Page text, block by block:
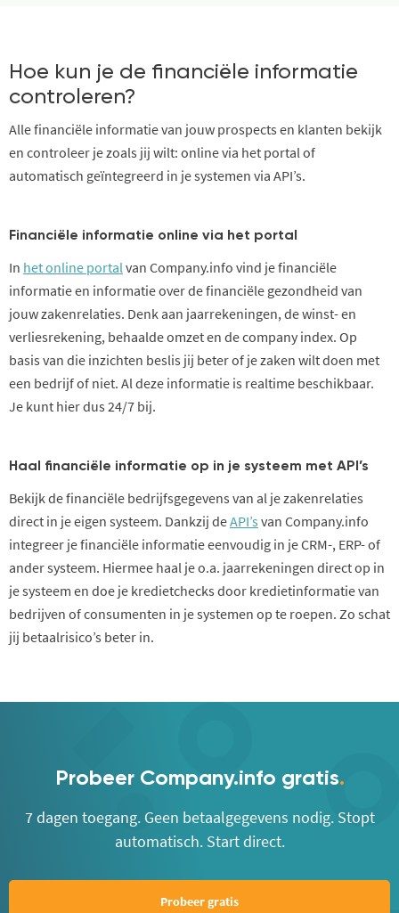
Hoe kun je de financiële informatie
controleren?
Alle financiële informatie van jouw prospects en klanten bekijk
en controleer je zoals jij wilt: online via het portal of
automatisch geïntegreerd in je systemen via API’s.
Financiële informatie online via het portal
In het online portal van Company.info vind je financiële
informatie en informatie over de financiële gezondheid van
jouw zakenrelaties. Denk aan jaarrekeningen, de winst- en
verliesrekening, behaalde omzet en de company index. Op
basis van die inzichten beslis jij beter of je zaken wilt doen met
een bedrijf of niet. Al deze informatie is realtime beschikbaar.
Je kunt hier dus 24/7 bij.
Haal financiële informatie op in je systeem met API’s
Bekijk de financiële bedrijfsgegevens van al je zakenrelaties
direct in je eigen systeem. Dankzij deAPI’s van Company.info
integreer je financiële informatie eenvoudig in je CRM-, ERP- of
ander systeem. Hiermee haal je o.a. jaarrekeningen direct op in
je systeem en doe je kredietchecks door kredietinformatie van
bedrijven of consumenten in je systemen op te roepen. Zo schat
jij betaalrisico’s beter in.
Probeer Company.info gratis.
7 dagen toegang. Geen betaalgegevens nodig. Stopt
automatisch. Start direct.
Probeer gratis